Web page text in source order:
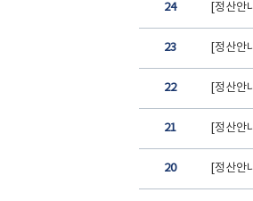
24 [정산안
23 [정산안
22 [정산안
21 [정산안
20 [정산안